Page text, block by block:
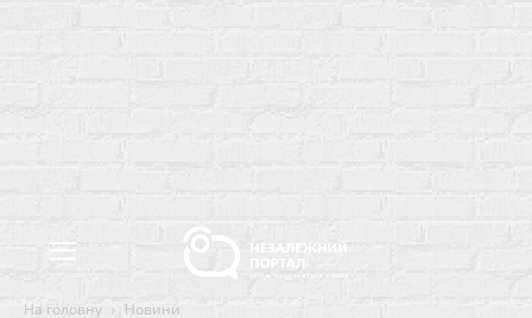
На головну Новини